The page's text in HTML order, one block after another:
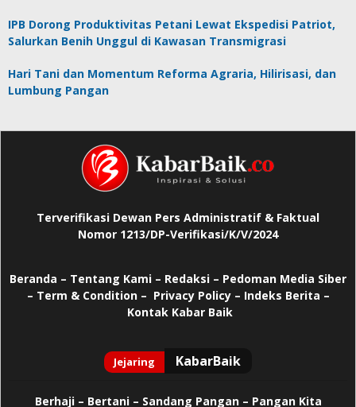
IPB Dorong Produktivitas Petani Lewat Ekspedisi Patriot,
Salurkan Benih Unggul di Kawasan Transmigrasi
Hari Tani dan Momentum Reforma Agraria, Hilirisasi, dan
Lumbung Pangan
Terverifikasi Dewan Pers Administratif & Faktual
Nomor 1213/DP-Verifikasi/K/V/2024
Beranda – Tentang Kami – Redaksi – Pedoman Media Siber
– Term & Condition – Privacy Policy– Indeks Berita –
Kontak Kabar Baik
Berhaji– Bertani – Sandang Pangan – Pangan Kita